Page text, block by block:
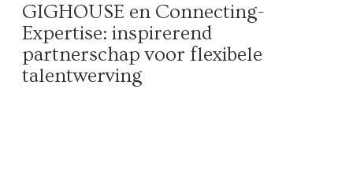
GIGHOUSE en Connecting-
Expertise: inspirerend
partnerschap voor flexibele
talentwerving